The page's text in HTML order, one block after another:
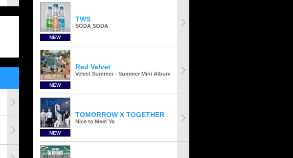
NEW
TWS
SODA SODA
NEW
Red Velvet
Velvet Summer - Summer Mini Album
NEW
TOMORROW X TOGETHER
Nice to Meet Ya